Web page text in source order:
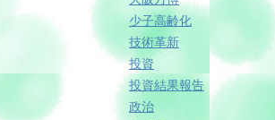
少子高齢化
技術革新
投資
投資結果報告
政治